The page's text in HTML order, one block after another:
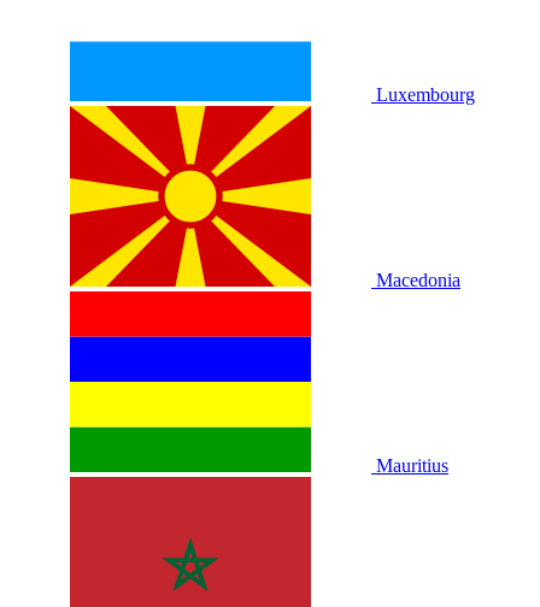
Luxembourg
Macedonia
Mauritius